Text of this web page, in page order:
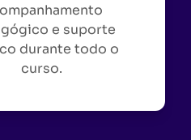
e suporte
durante todo o
curso.